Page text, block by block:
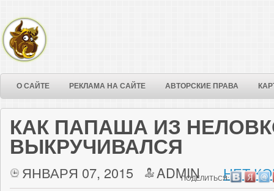
О САЙТЕ РЕКЛАМА НА САЙТЕ АВТОРСКИЕ ПРАВА
КАК ПАПАША ИЗ
ВЫКРУЧИВАЛСЯ
ЯНВАРЯ 07, 2015 ADMIN НЕТ
ПОДЕЛИТЬСЯ: